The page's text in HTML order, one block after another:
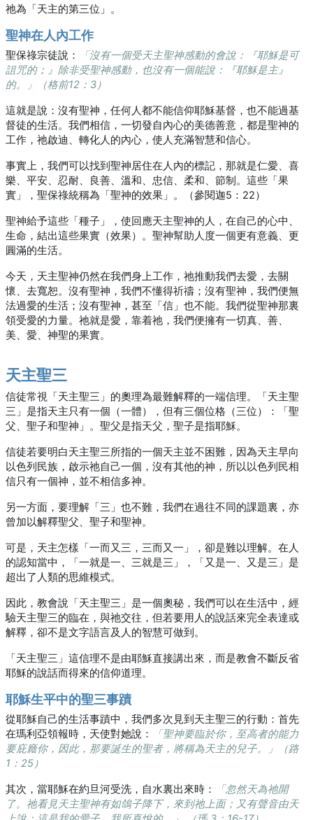
祂為「天主的第三位」。
聖神在人內工作
聖保祿宗徒說：
「沒有一個受天主聖神感動的會說：『耶穌是可
詛咒的；』除非受聖神感動，也沒有一個能說：『耶穌是主』
的。」（格前12：3）
這就是說：沒有聖神，任何人都不能信仰耶穌基督，也不能過基
督徒的生活。我們相信，一切發自內心的美德善意，都是聖神的
工作，祂啟迪、轉化人的內心，使人充滿智慧和信心。
事實上，我們可以找到聖神居住在人內的標記，那就是仁愛、喜
樂、平安、忍耐、良善、溫和、忠信、柔和、節制。這些「果
實」，聖保祿統稱為「聖神的效果」。（參閱迦5：22）
聖神給予這些「種子」，使回應天主聖神的人，在自己的心中、
生命，結出這些果實（效果）。聖神幫助人度一個更有意義、更
圓滿的生活。
今天，天主聖神仍然在我們身上工作，祂推動我們去愛，去關
懷、去寬恕。沒有聖神，我們不懂得祈禱；沒有聖神，我們便無
法過愛的生活；沒有聖神，甚至「信」也不能。我們從聖神那裏
領受愛的力量。祂就是愛，靠着祂，我們便擁有一切真、善、
美、愛、神聖的果實。
天主聖三
信徒常視「天主聖三」的奧理為最難解釋的一端信理。「天主聖
三」是指天主只有一個（一體），但有三個位格（三位）：「聖
父、聖子和聖神」。聖父是指天父，聖子是指耶穌。
信徒若要明白天主聖三所指的一個天主並不困難，因為天主早向
以色列民族，啟示祂自己一個，沒有其他的神，所以以色列民相
信只有一個神，並不相信多神。
另一方面，要理解「三」也不難，我們在過往不同的課題裏，亦
曾加以解釋聖父、聖子和聖神。
可是，天主怎樣「一而又三，三而又一」，卻是難以理解。在人
的認知當中，「一就是一、三就是三」，「又是一、又是三」是
超出了人類的思維模式。
因此，教會說「天主聖三」是一個奧秘，我們可以在生活中，經
驗天主聖三的臨在，與祂交往，但若要用人的說話來完全表達或
解釋，卻不是文字語言及人的智慧可做到。
「天主聖三」這信理不是由耶穌直接講出來，而是教會不斷反省
耶穌的說話而得來的信仰道理。
耶穌生平中的聖三事蹟
從耶穌自己的生活事蹟中，我們多次見到天主聖三的行動：首先
在瑪利亞領報時，天使對她說：
「聖神要臨於你，至高者的能力
要庇廕你，因此，那要誕生的聖者，將稱為天主的兒子。」（路
1：25）
其次，當耶穌在約旦河受洗，自水裏出來時：
「忽然天為祂開
了。祂看見天主聖神有如鴿子降下，來到祂上面；又有聲音由天